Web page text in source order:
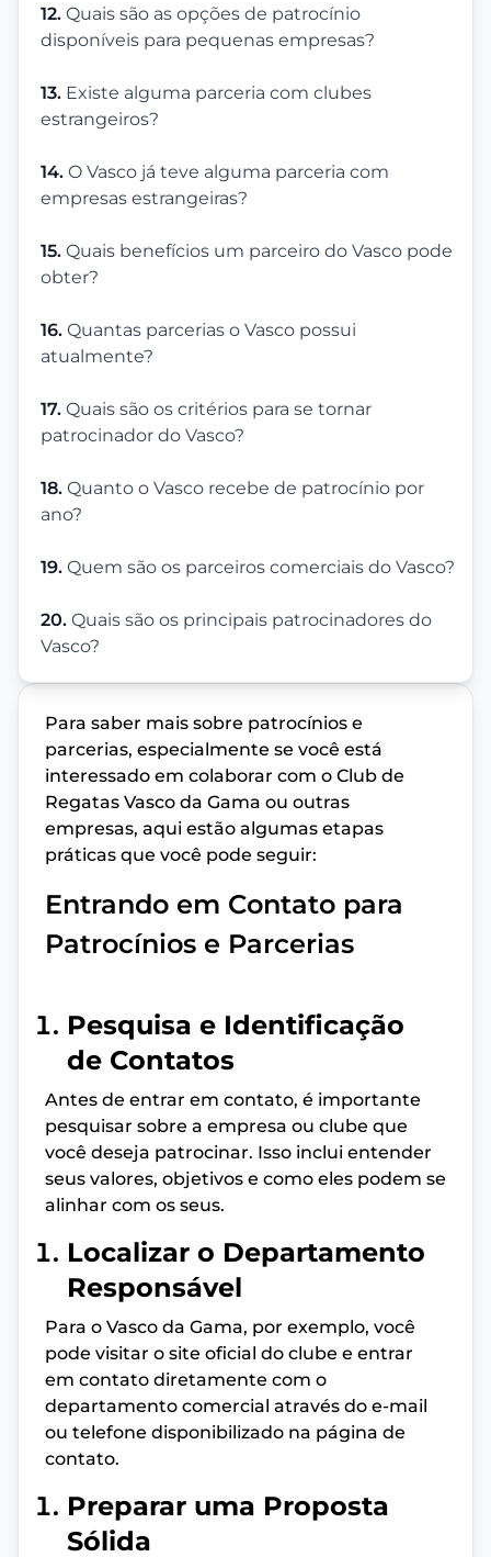
12. Quais são as opções de patrocínio
disponíveis para pequenas empresas?
13. Existe alguma parceria com clubes
estrangeiros?
14. O Vasco já teve alguma parceria com
empresas estrangeiras?
15. Quais benefícios um parceiro do Vasco pode
obter?
16. Quantas parcerias o Vasco possui
atualmente?
17. Quais são os critérios para se tornar
patrocinador do Vasco?
18. Quanto o Vasco recebe de patrocínio por
ano?
19. Quem são os parceiros comerciais do Vasco?
20. Quais são os principais patrocinadores do
Vasco?
Para saber mais sobre patrocínios e
parcerias, especialmente se você está
interessado em colaborar com o Club de
Regatas Vasco da Gama ou outras
empresas, aqui estão algumas etapas
práticas que você pode seguir:
Entrando em Contato para
Patrocínios e Parcerias
Pesquisa e Identificação
de Contatos
Antes de entrar em contato, é importante
pesquisar sobre a empresa ou clube que
você deseja patrocinar. Isso inclui entender
seus valores, objetivos e como eles podem se
alinhar com os seus.
Localizar o Departamento
Responsável
Para o Vasco da Gama, por exemplo, você
pode visitar o site oficial do clube e entrar
em contato diretamente com o
departamento comercial através do e-mail
ou telefone disponibilizado na página de
contato.
Preparar uma Proposta
Sólida